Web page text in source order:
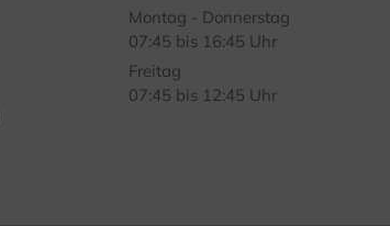
Montag - Donnerstag
07:45 bis 16:45 Uhr
Freitag
07:45 bis 12:45 Uhr